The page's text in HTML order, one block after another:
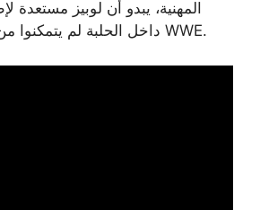
المهنية، يبدو أن لوبيز مستعدة
داخل الحلبة لم يتمكنوا من رؤية ما يكفي في WWE.